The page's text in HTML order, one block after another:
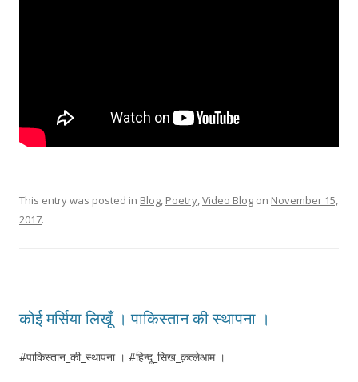
This entry was posted in Blog, Poetry,Video Blog on November 15,
2017.
कोई मर्सिया लिखूँ । पाकिस्तान की स्थापना ।
#पाकिस्तान_की_स्थापना । #हिन्दू_सिख_क़त्लेआम ।